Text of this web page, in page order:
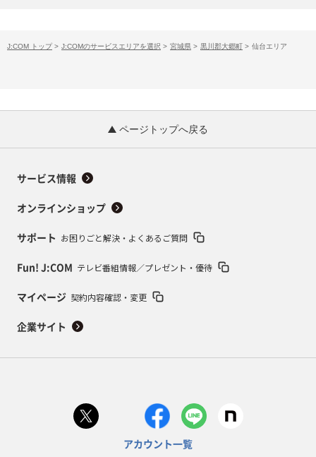
J:COM トップ > J:COMのサービスエリアを選択 > 宮城県 > 黒川郡大郷町 > 仙台エリア
ページトップへ戻る
サービス情報
オンラインショップ
サポート お困りごと解決・よくあるご質問
Fun! J:COM テレビ番組情報／プレゼント・優待
マイページ 契約内容確認・変更
企業サイト
アカウント一覧